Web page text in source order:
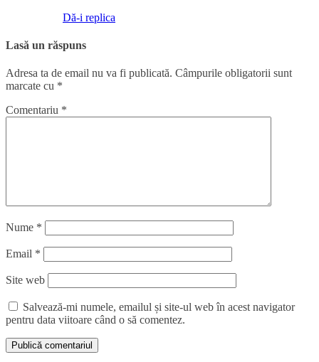
Dă-i replica
Lasă un răspuns
Adresa ta de email nu va fi publicată. Câmpurile obligatorii sunt
marcate cu *
Comentariu *
Nume *
Email *
Site web
Salvează-mi numele, emailul și site-ul web în acest navigator
pentru data viitoare când o să comentez.